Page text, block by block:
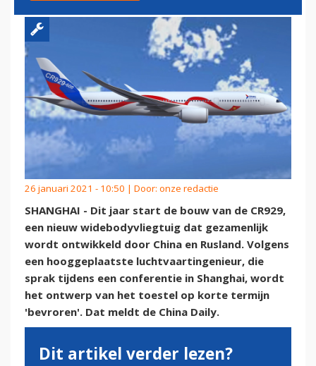
26 januari 2021 - 10:50 | Door: onze redactie
SHANGHAI - Dit jaar start de bouw van de CR929,
een nieuw widebodyvliegtuig dat gezamenlijk
wordt ontwikkeld door China en Rusland. Volgens
een hooggeplaatste luchtvaartingenieur, die
sprak tijdens een conferentie in Shanghai, wordt
het ontwerp van het toestel op korte termijn
'bevroren'. Dat meldt de China Daily.
Dit artikel verder lezen?